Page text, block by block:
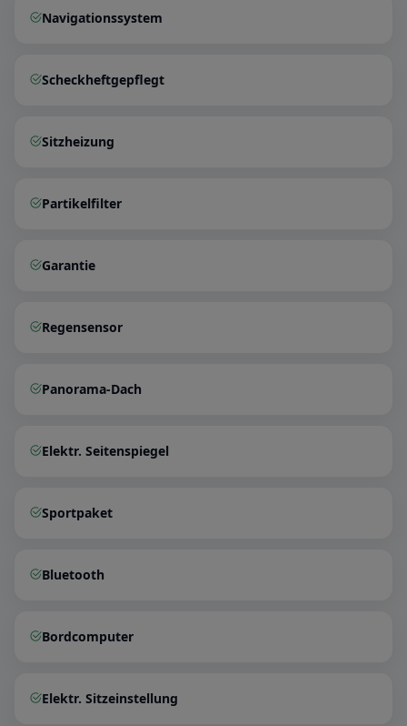
Navigationssystem
Scheckheftgepflegt
Sitzheizung
Partikelfilter
Garantie
Regensensor
Panorama-Dach
Elektr. Seitenspiegel
Sportpaket
Bluetooth
Bordcomputer
Elektr. Sitzeinstellung